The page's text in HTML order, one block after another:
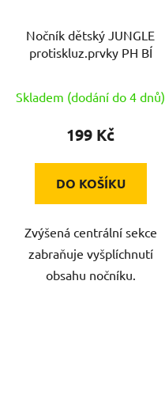
Nočník dětský JUNGLE
protiskluz.prvky PH BÍ
Skladem (dodání do 4 dnů)
199 Kč
DO KOŠÍKU
Zvýšená centrální sekce
zabraňuje vyšplíchnutí
obsahu nočníku.